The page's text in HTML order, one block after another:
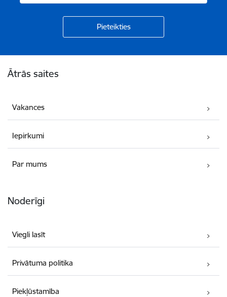
Ātrās saites
Vakances
Iepirkumi
Par mums
Noderīgi
Viegli lasīt
Privātuma politika
Piekļūstamība